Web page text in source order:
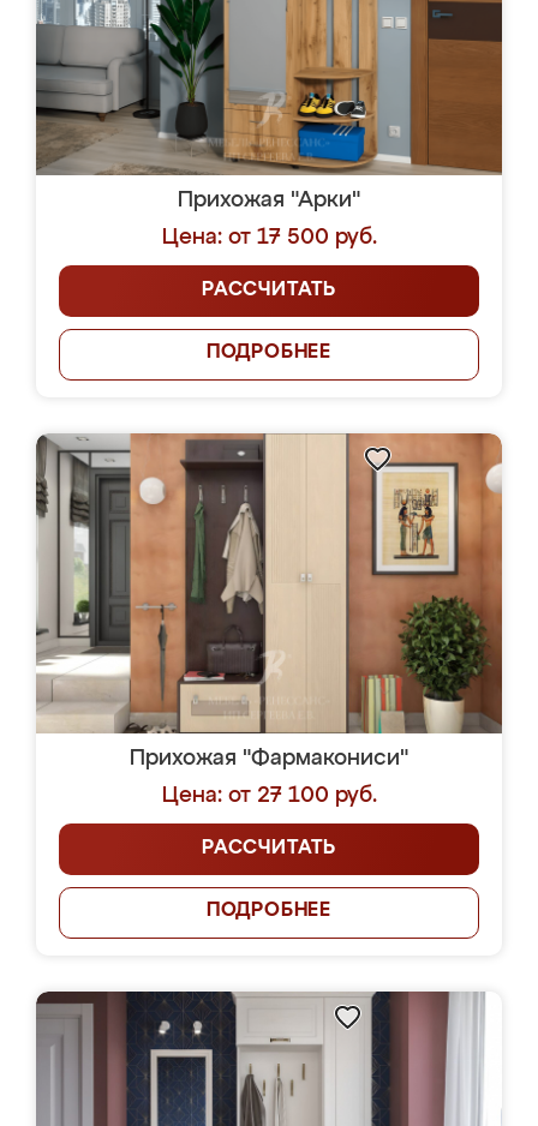
Прихожая "Арки"
Цена: от 17 500 руб.
РАССЧИТАТЬ
ПОДРОБНЕЕ
Прихожая "Фармакониси"
Цена: от 27 100 руб.
РАССЧИТАТЬ
ПОДРОБНЕЕ